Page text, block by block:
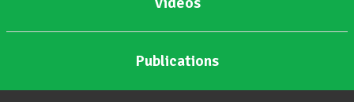
Publications